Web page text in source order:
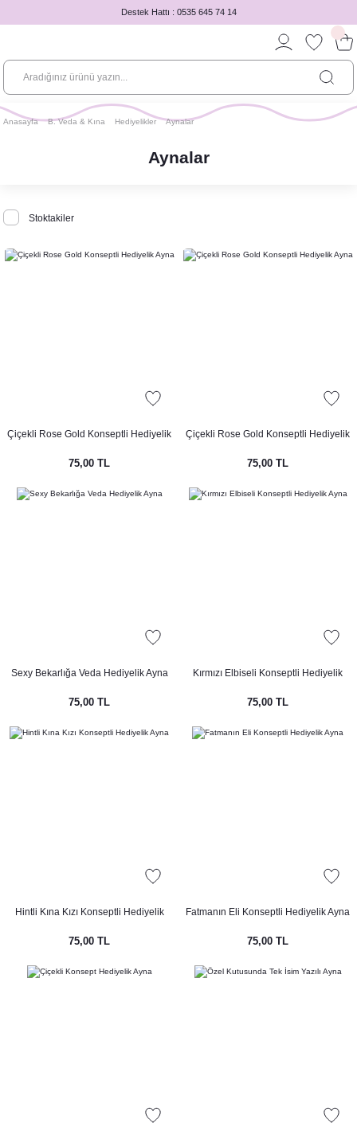
Destek Hattı : 0535 645 74 14
Anasayfa B. Veda & Kına Hediyelikler Aynalar
Aynalar
Stoktakiler
Çiçekli Rose Gold Konseptli Hediyelik
75,00 TL
Çiçekli Rose Gold Konseptli Hediyelik
75,00 TL
Sexy Bekarlığa Veda Hediyelik Ayna
75,00 TL
Kırmızı Elbiseli Konseptli Hediyelik
75,00 TL
Hintli Kına Kızı Konseptli Hediyelik
75,00 TL
Fatmanın Eli Konseptli Hediyelik Ayna
75,00 TL